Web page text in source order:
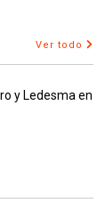
Ver todo
y Ledesma en